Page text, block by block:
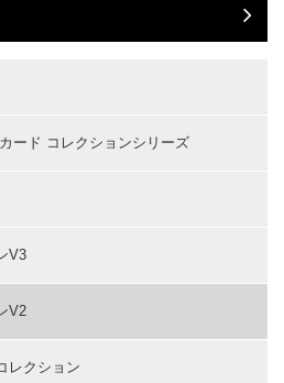
ード コレクションシリーズ
V3
V2
レクション